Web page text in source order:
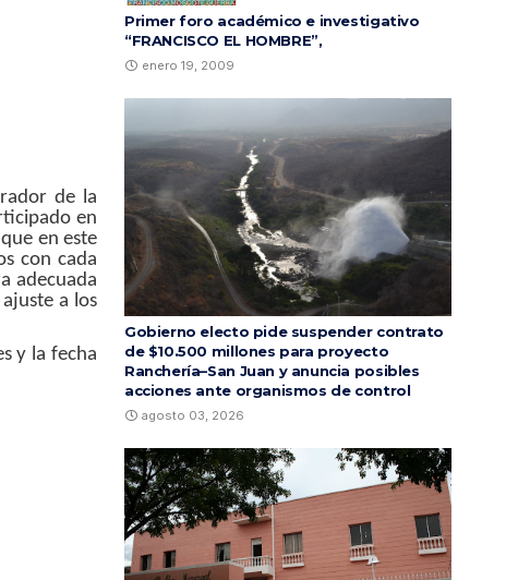
de la
en
en este
con cada
adecuada
a los
y la fecha
Primer foro académico e investigativo
“FRANCISCO EL HOMBRE”,
enero 19, 2009
Gobierno electo pide suspender contrato
de $10.500 millones para proyecto
Ranchería–San Juan y anuncia posibles
acciones ante organismos de control
agosto 03, 2026